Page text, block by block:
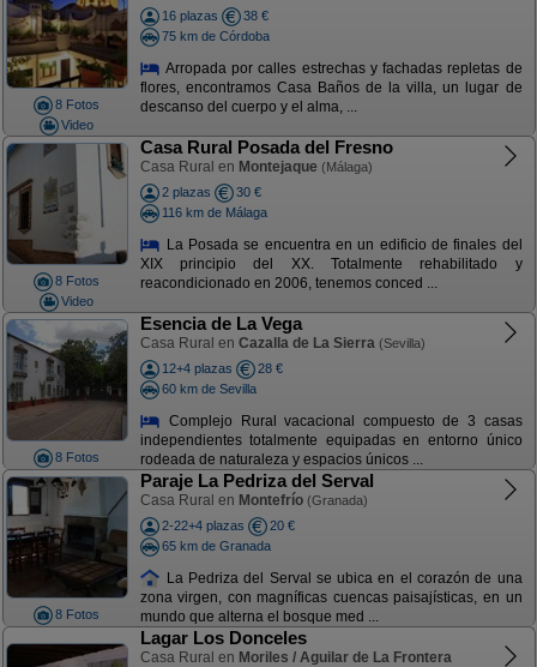
8 Fotos
Video
16 plazas
38 €
75 km de Córdoba
Arropada por calles estrechas y fachadas repletas de
flores, encontramos Casa Baños de la villa, un lugar de
descanso del cuerpo y el alma, ...
8 Fotos
Video
Casa Rural Posada del Fresno
Casa Rural en Montejaque (Málaga)
2 plazas
30 €
116 km de Málaga
La Posada se encuentra en un edificio de finales del
XIX principio del XX. Totalmente rehabilitado y
reacondicionado en 2006, tenemos conced ...
8 Fotos
Esencia de La Vega
Casa Rural en Cazalla de La Sierra (Sevilla)
12+4 plazas
28 €
60 km de Sevilla
Complejo Rural vacacional compuesto de 3 casas
independientes totalmente equipadas en entorno único
rodeada de naturaleza y espacios únicos ...
8 Fotos
Paraje La Pedriza del Serval
Casa Rural en Montefrío (Granada)
2-22+4 plazas
20 €
65 km de Granada
La Pedriza del Serval se ubica en el corazón de una
zona virgen, con magníficas cuencas paisajísticas, en un
mundo que alterna el bosque med ...
Lagar Los Donceles
Casa Rural en Moriles / Aguilar de La Frontera